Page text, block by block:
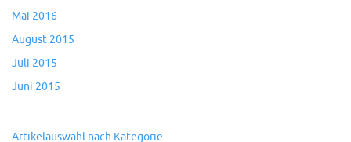
Mai 2016
August 2015
Juli 2015
Juni 2015
Artikelauswahl nach Kategorie